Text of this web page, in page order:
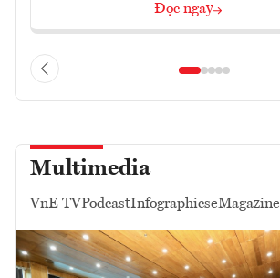
Đọc ngay
Multimedia
VnE TVPodcastInfographicseMagazine